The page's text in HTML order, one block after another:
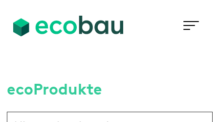
ecoProdukte